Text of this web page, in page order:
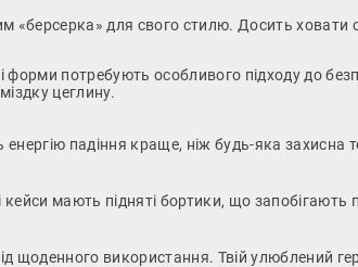
для свого стилю. Досить ховати
потребують особливого підходу до
цеглину.
падіння краще, ніж будь-яка захисна
мають підняті бортики, що запобігають
щоденного використання. Твій улюблений